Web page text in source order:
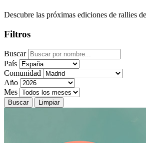
Descubre las próximas ediciones de rallies
Filtros
Buscar
País
Comunidad
Año
Mes
Buscar Limpiar